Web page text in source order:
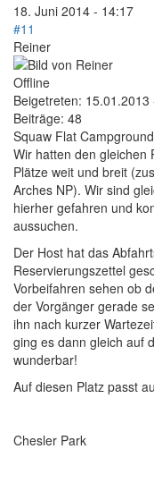
18. Juni 2014 - 14:17
#11
Reiner
Offline
Beigetreten: 15.01.2013
Beiträge: 48
Squaw Flat
Wir hatten den gleichen
Plätze weit und breit
Arches NP). Wir sind
hierher gefahren und
aussuchen.
Der Host hat das
Reservierungszettel
Vorbeifahren sehen ob
der Vorgänger gerade
ihn nach kurzer
ging es dann gleich auf
wunderbar!
Auf diesen Platz passt
Chesler Park